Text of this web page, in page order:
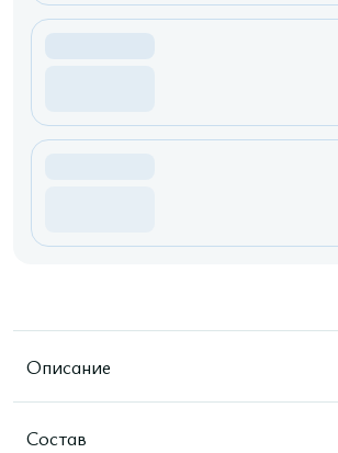
Описание
Состав